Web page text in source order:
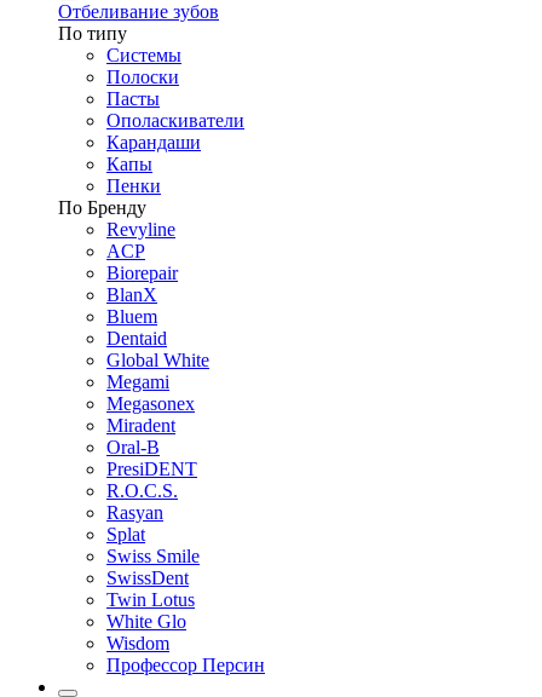
Отбеливание зубов
По типу
Системы
Полоски
Пасты
Ополаскиватели
Карандаши
Капы
Пенки
По Бренду
Revyline
ACP
Biorepair
BlanX
Bluem
Dentaid
Global White
Megami
Megasonex
Miradent
Oral-B
PresiDENT
R.O.C.S.
Rasyan
Splat
Swiss Smile
SwissDent
Twin Lotus
White Glo
Wisdom
Профессор Персин